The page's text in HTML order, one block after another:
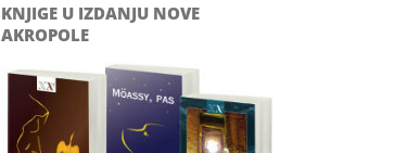
KNJIGE U IZDANJU NOVE
AKROPOLE